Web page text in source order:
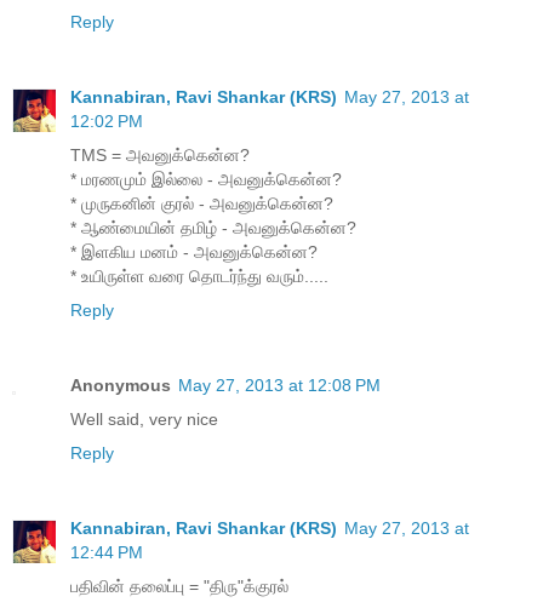
Reply
Kannabiran, Ravi Shankar (KRS) May 27, 2013 at
12:02 PM
TMS = அவனுக்கென்ன?
* மரணமும் இல்லை - அவனுக்கென்ன?
* முருகனின் குரல் - அவனுக்கென்ன?
* ஆண்மையின் தமிழ் - அவனுக்கென்ன?
* இளகிய மனம் - அவனுக்கென்ன?
* உயிருள்ள வரை தொடர்ந்து வரும்.....
Reply
Anonymous May 27, 2013 at 12:08 PM
Well said, very nice
Reply
Kannabiran, Ravi Shankar (KRS) May 27, 2013 at
12:44 PM
பதிவின் தலைப்பு = "திரு"க்குரல்